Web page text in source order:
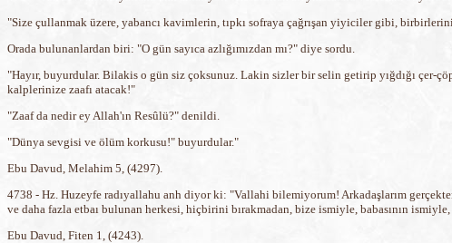
"Size çullanmak üzere, yabancı kavimlerin, tıpkı sofraya çağrışan yiyiciler gibi, birbirlerini
Orada bulunanlardan biri: "O gün sayıca azlığımızdan mı?" diye sordu.
"Hayır, buyurdular. Bilakis o gün siz çoksunuz. Lakin sizler bir selin getirip yığdığı çer-
kalplerinize zaafı atacak!"
"Zaaf da nedir ey Allah'ın Resûlü?" denildi.
"Dünya sevgisi ve ölüm korkusu!" buyurdular."
Ebu Davud, Melahim 5, (4297).
4738 - Hz. Huzeyfe radıyallahu anh diyor ki: "Vallahi bilemiyorum! Arkadaşlarım
ve daha fazla etbaı bulunan herkesi, hiçbirini bırakmadan, bize ismiyle, babasının
Ebu Davud, Fiten 1, (4243).